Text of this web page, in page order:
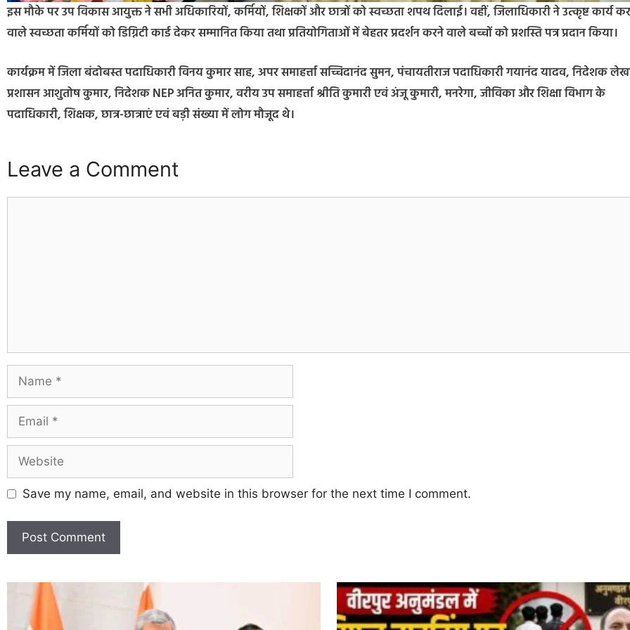
इस मौके पर उप विकास आयुक्त ने सभी अधिकारियों, कर्मियों, शिक्षकों और छात्रों को स्वच्छता शपथ दिलाई। वहीं, जिलाधिकारी ने उत्कृष्ट कार्य
वाले स्वच्छता कर्मियों को डिग्निटी कार्ड देकर सम्मानित किया तथा प्रतियोगिताओं में बेहतर प्रदर्शन करने वाले बच्चों को प्रशस्ति पत्र प्रदान किया।
कार्यक्रम में जिला बंदोबस्त पदाधिकारी विनय कुमार साह, अपर समाहर्त्ता सच्चिदानंद सुमन, पंचायतीराज पदाधिकारी गयानंद यादव, निदेशक
प्रशासन आशुतोष कुमार, निदेशक NEP अनित कुमार, वरीय उप समाहर्त्ता श्रीति कुमारी एवं अंजू कुमारी, मनरेगा, जीविका और शिक्षा विभाग के
पदाधिकारी, शिक्षक, छात्र-छात्राएं एवं बड़ी संख्या में लोग मौजूद थे।
Leave a Comment
Save my name, email, and website in this browser for the next time I comment.